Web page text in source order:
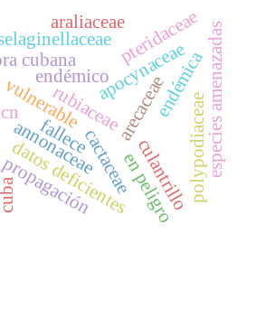
rubiaceae
endémico
cubana
vulnerableapocynaceae
datos deficientes
arecaceaeendémica
cactaceae especies amenazadas
propagación culantrillo
pteridaceae
polypodiaceae
en peligro
fallece
annonaceae
araliaceae
cuba